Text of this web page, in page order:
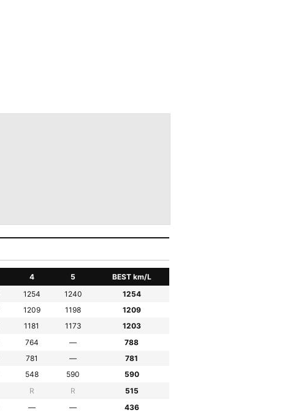
4 5
BEST km/L
1254 1240
1254
1209 1198
1209
1181 1173
1203
764 —
788
781 —
781
548 590
590
R R
515
— — 436